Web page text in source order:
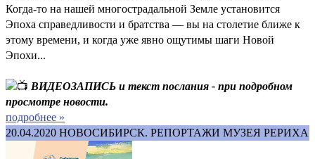
Когда-то на нашей многострадальной Земле установится
Эпоха справедливости и братства — вы на столетие ближе к
этому времени, и когда уже явно ощутимы шаги Новой
Эпохи...
ВИДЕОЗАПИСЬ и текст послания - при подробном
просмотре новости.
подробнее »
20.04.2020 НОВОСИБИРСК. РЕПОРТАЖИ МУЗЕЯ РЕРИХА